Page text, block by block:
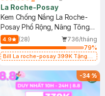
La Roche-Posay
Kem Chống Nắng La Roche-
Posay Phổ Rộng, Nâng Tông
Kiềm Dầu 50ml
4.9 (28)
736/tháng
79%
Bill La roche-posay 399K Tặng
(SL có hạn)
-34%